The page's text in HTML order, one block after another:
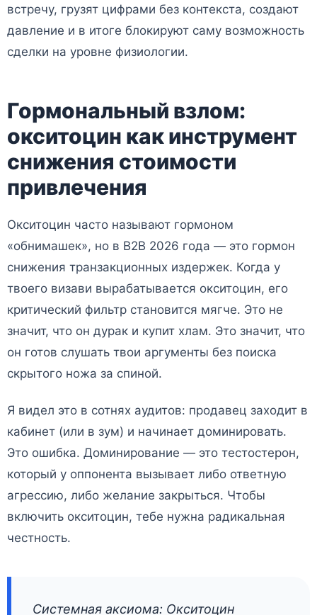
встречу, грузят цифрами без контекста, создают
давление и в итоге блокируют саму возможность
сделки на уровне физиологии.
Гормональный взлом:
окситоцин как инструмент
снижения стоимости
привлечения
Окситоцин часто называют гормоном
«обнимашек», но в B2B 2026 года — это гормон
снижения транзакционных издержек. Когда у
твоего визави вырабатывается окситоцин, его
критический фильтр становится мягче. Это не
значит, что он дурак и купит хлам. Это значит, что
он готов слушать твои аргументы без поиска
скрытого ножа за спиной.
Я видел это в сотнях аудитов: продавец заходит в
кабинет (или в зум) и начинает доминировать.
Это ошибка. Доминирование — это тестостерон,
который у оппонента вызывает либо ответную
агрессию, либо желание закрыться. Чтобы
включить окситоцин, тебе нужна радикальная
честность.
Системная аксиома: Окситоцин